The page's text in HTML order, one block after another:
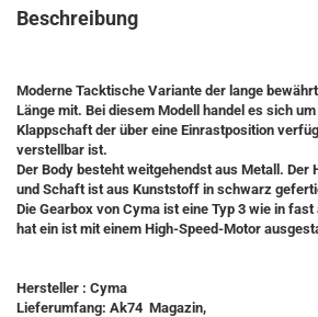
Beschreibung
Moderne Tacktische Variante der lange
Länge mit. Bei diesem Modell handel es sich
Klappschaft der über eine Einrastposition
verstellbar ist.
Der Body besteht weitgehendst aus Metall. Der
und Schaft ist aus Kunststoff in schwarz
Die Gearbox von Cyma ist eine Typ 3 wie in
hat ein ist mit einem High-Speed-Motor
Hersteller : Cyma
Lieferumfang: Ak74 Magazin,